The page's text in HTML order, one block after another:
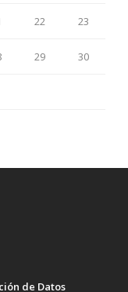
22 23
29 30
de Datos